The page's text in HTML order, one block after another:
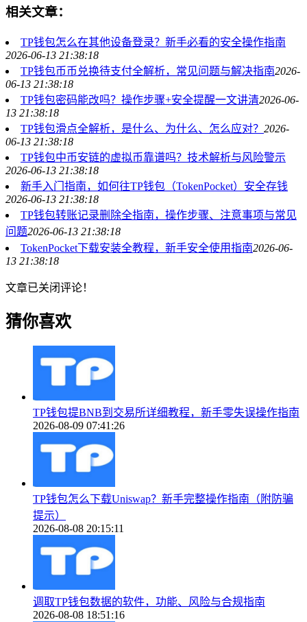
相关文章：
TP钱包怎么在其他设备登录？新手必看的安全操作指南
2026-06-13 21:38:18
TP钱包币币兑换待支付全解析，常见问题与解决指南2026-
06-13 21:38:18
TP钱包密码能改吗？操作步骤+安全提醒一文讲清2026-06-
13 21:38:18
TP钱包滑点全解析，是什么、为什么、怎么应对？ 2026-
06-13 21:38:18
TP钱包中币安链的虚拟币靠谱吗？技术解析与风险警示
2026-06-13 21:38:18
新手入门指南，如何往TP钱包（TokenPocket）安全存钱
2026-06-13 21:38:18
TP钱包转账记录删除全指南，操作步骤、注意事项与常见
问题2026-06-13 21:38:18
TokenPocket下载安装全教程，新手安全使用指南2026-06-
13 21:38:18
文章已关闭评论！
猜你喜欢
TP钱包提BNB到交易所详细教程，新手零失误操作指南
2026-08-09 07:41:26
TP钱包怎么下载Uniswap？新手完整操作指南（附防骗
提示）
2026-08-08 20:15:11
调取TP钱包数据的软件，功能、风险与合规指南
2026-08-08 18:51:16